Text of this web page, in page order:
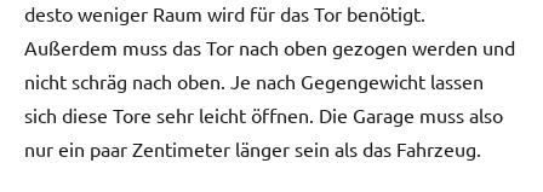
desto weniger Raum wird für das Tor benötigt.
Außerdem muss das Tor nach oben gezogen werden und
nicht schräg nach oben. Je nach Gegengewicht lassen
sich diese Tore sehr leicht öffnen. Die Garage muss also
nur ein paar Zentimeter länger sein als das Fahrzeug.